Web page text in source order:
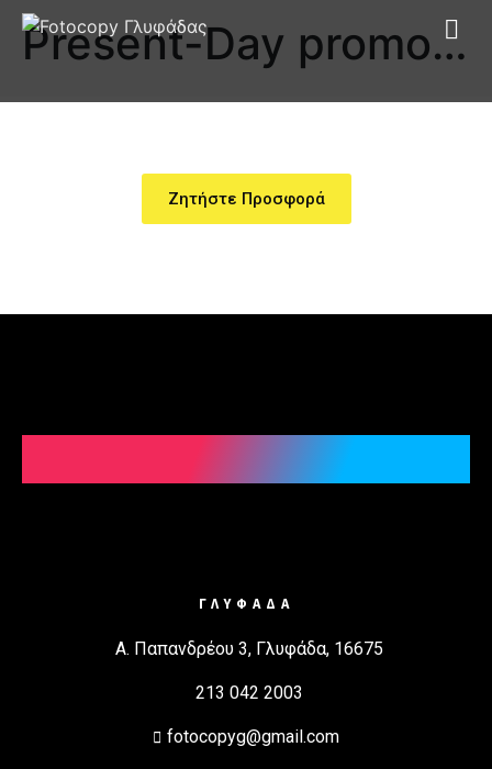
Present-Day promotional products 2023
Ζητήστε Προσφορά
ΓΛΥΦΑΔΑ
Α. Παπανδρέου 3, Γλυφάδα, 16675
213 042 2003
fotocopyg@gmail.com